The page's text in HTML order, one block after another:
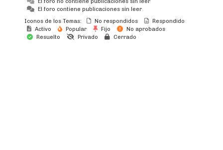
El foro contiene publicaciones sin leer
Iconos de los Temas:
No respondidos
Respondido
Activo
Popular Fijo
No aprobados
Resuelto
Privado Cerrado